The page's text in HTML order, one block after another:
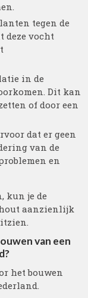
tegen de
deze vocht
in de
Dit kan
of door een
dat er geen
van de
en
kun je de
aanzienlijk
van een
het bouwen